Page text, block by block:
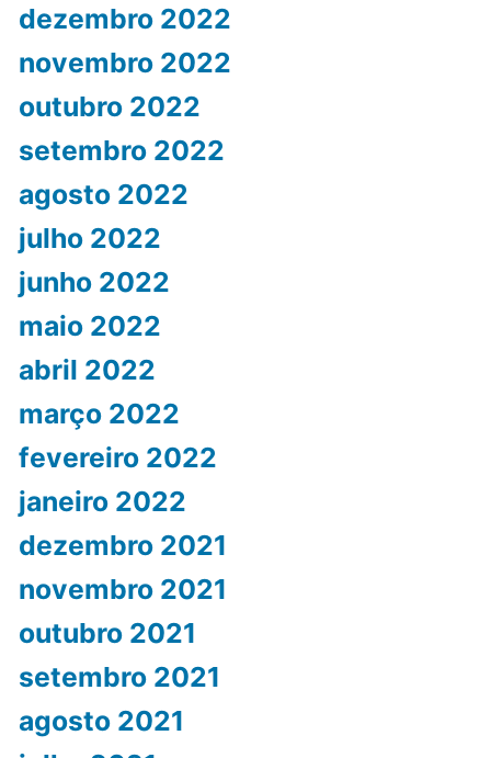
dezembro 2022
novembro 2022
outubro 2022
setembro 2022
agosto 2022
julho 2022
junho 2022
maio 2022
abril 2022
março 2022
fevereiro 2022
janeiro 2022
dezembro 2021
novembro 2021
outubro 2021
setembro 2021
agosto 2021